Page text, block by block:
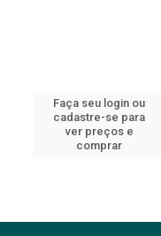
Faça seu login ou
cadastre-se para
ver preços e
comprar